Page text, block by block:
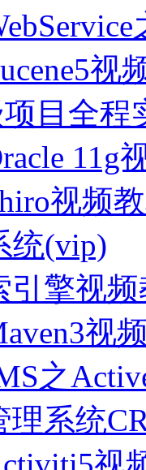
视
项目全程
11g
视频
统(vip)
引擎视
视
之
理系统